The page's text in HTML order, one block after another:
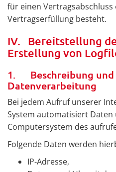
für einen Vertragsabschluss
Vertragserfüllung besteht.
IV. Bereitstellung
Erstellung von
1. Beschreibung und
Datenverarbeitung
Bei jedem Aufruf unserer
System automatisiert
Computersystem des
Folgende Daten werden
IP-Adresse,